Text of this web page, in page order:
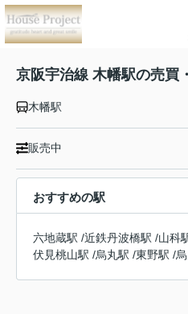
京阪宇治線 木幡駅の売買
木幡駅
販売中
おすすめの駅
六地蔵駅 /近鉄丹波橋駅 /山科
伏見桃山駅 /烏丸駅 /東野駅 /